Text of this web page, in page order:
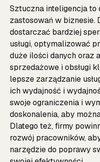
Sztuczna inteligencja to
zastosowań w biznesie.
dostarczać bardziej
usługi, optymalizować
duże ilości danych oraz
sprzedażowe i obsługi
lepsze zarządzanie
ich wydajność i
swoje ograniczenia i
doskonalenia, aby
Dlatego też, firmy
rozwój pracowników,
narzędzie do poprawy